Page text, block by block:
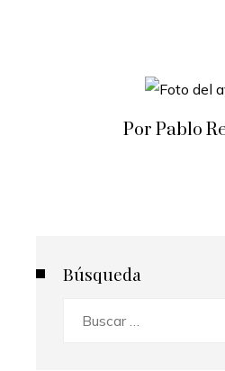
Por Pablo
Búsqueda